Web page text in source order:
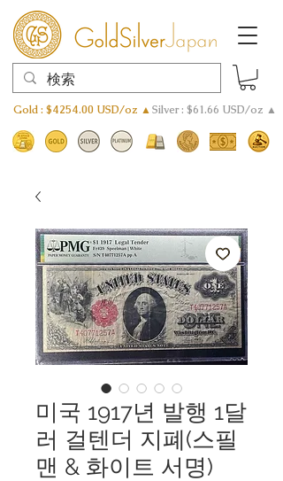
Gold : $4254.00 USD/oz ▲Silver : $61.66 USD/oz ▲
미국 1917년 발행 1달
러 걸텐더 지폐(스필
맨 & 화이트 서명)